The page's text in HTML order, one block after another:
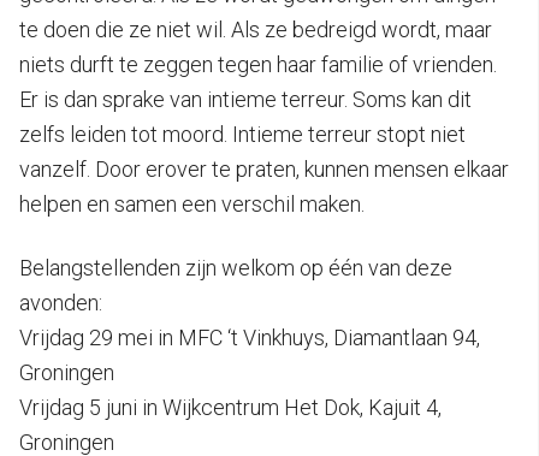
te doen die ze niet wil. Als ze bedreigd wordt, maar
niets durft te zeggen tegen haar familie of vrienden.
Er is dan sprake van intieme terreur. Soms kan dit
zelfs leiden tot moord. Intieme terreur stopt niet
vanzelf. Door erover te praten, kunnen mensen elkaar
helpen en samen een verschil maken.
Belangstellenden zijn welkom op één van deze
avonden:
Vrijdag 29 mei in MFC ‘t Vinkhuys, Diamantlaan 94,
Groningen
Vrijdag 5 juni in Wijkcentrum Het Dok, Kajuit 4,
Groningen